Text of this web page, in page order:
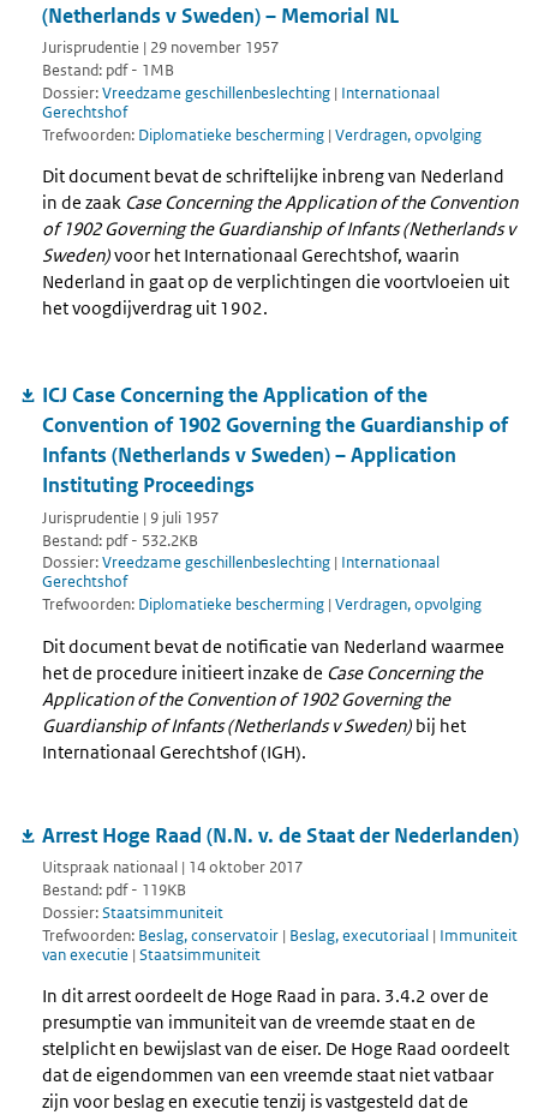
(Netherlands v Sweden) – Memorial NL
Jurisprudentie | 29 november 1957
Bestand: pdf - 1MB
Dossier:Vreedzame geschillenbeslechting | Internationaal
Gerechtshof
Trefwoorden: Diplomatieke bescherming | Verdragen, opvolging
Dit document bevat de schriftelijke inbreng van Nederland
in de zaak Case Concerning the Application of the Convention
of 1902 Governing the Guardianship of Infants (Netherlands v
Sweden)voor het Internationaal Gerechtshof, waarin
Nederland in gaat op de verplichtingen die voortvloeien uit
het voogdijverdrag uit 1902.
ICJ Case Concerning the Application of the
Convention of 1902 Governing the Guardianship of
Infants (Netherlands v Sweden) – Application
Instituting Proceedings
Jurisprudentie | 9 juli 1957
Bestand: pdf - 532.2KB
Dossier:Vreedzame geschillenbeslechting | Internationaal
Gerechtshof
Trefwoorden: Diplomatieke bescherming | Verdragen, opvolging
Dit document bevat de notificatie van Nederland waarmee
het de procedure initieert inzake de Case Concerning the
Application of the Convention of 1902 Governing the
Guardianship of Infants (Netherlands v Sweden) bij het
Internationaal Gerechtshof (IGH).
Arrest Hoge Raad (N.N. v. de Staat der Nederlanden)
Uitspraak nationaal | 14 oktober 2017
Bestand: pdf - 119KB
Dossier:Staatsimmuniteit
Trefwoorden: Beslag, conservatoir | Beslag, executoriaal | Immuniteit
van executie | Staatsimmuniteit
In dit arrest oordeelt de Hoge Raad in para. 3.4.2 over de
presumptie van immuniteit van de vreemde staat en de
stelplicht en bewijslast van de eiser. De Hoge Raad oordeelt
dat de eigendommen van een vreemde staat niet vatbaar
zijn voor beslag en executie tenzij is vastgesteld dat de